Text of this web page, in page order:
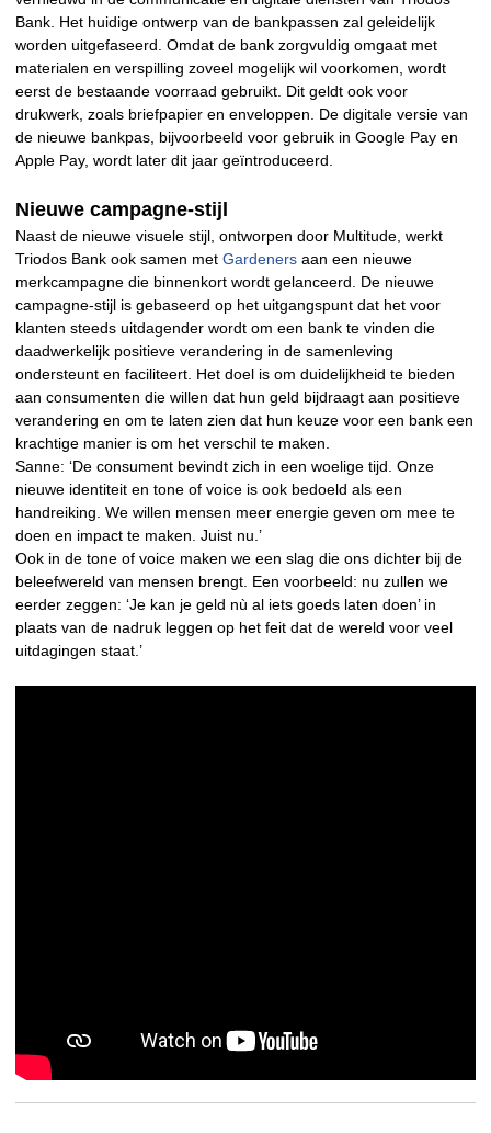
Bank. Het huidige ontwerp van de bankpassen zal geleidelijk
worden uitgefaseerd. Omdat de bank zorgvuldig omgaat met
materialen en verspilling zoveel mogelijk wil voorkomen, wordt
eerst de bestaande voorraad gebruikt. Dit geldt ook voor
drukwerk, zoals briefpapier en enveloppen. De digitale versie van
de nieuwe bankpas, bijvoorbeeld voor gebruik in Google Pay en
Apple Pay, wordt later dit jaar geïntroduceerd.
Nieuwe campagne-stijl
Naast de nieuwe visuele stijl, ontworpen door Multitude, werkt
Triodos Bank ook samen met Gardeners aan een nieuwe
merkcampagne die binnenkort wordt gelanceerd. De nieuwe
campagne-stijl is gebaseerd op het uitgangspunt dat het voor
klanten steeds uitdagender wordt om een bank te vinden die
daadwerkelijk positieve verandering in de samenleving
ondersteunt en faciliteert. Het doel is om duidelijkheid te bieden
aan consumenten die willen dat hun geld bijdraagt aan positieve
verandering en om te laten zien dat hun keuze voor een bank een
krachtige manier is om het verschil te maken.
Sanne: ‘De consument bevindt zich in een woelige tijd. Onze
nieuwe identiteit en tone of voice is ook bedoeld als een
handreiking. We willen mensen meer energie geven om mee te
doen en impact te maken. Juist nu.’
Ook in de tone of voice maken we een slag die ons dichter bij de
beleefwereld van mensen brengt. Een voorbeeld: nu zullen we
eerder zeggen: ‘Je kan je geld nù al iets goeds laten doen’ in
plaats van de nadruk leggen op het feit dat de wereld voor veel
uitdagingen staat.’